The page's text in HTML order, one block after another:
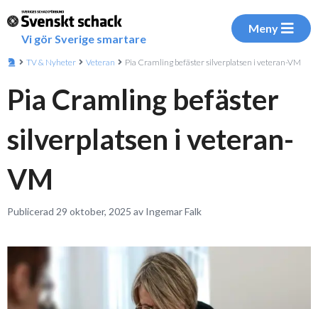
Vi gör Sverige smartare
Meny
TV & Nyheter Veteran Pia Cramling befäster silverplatsen i veteran-VM
Pia Cramling befäster
silverplatsen i veteran-
VM
Publicerad 29 oktober, 2025 av Ingemar Falk